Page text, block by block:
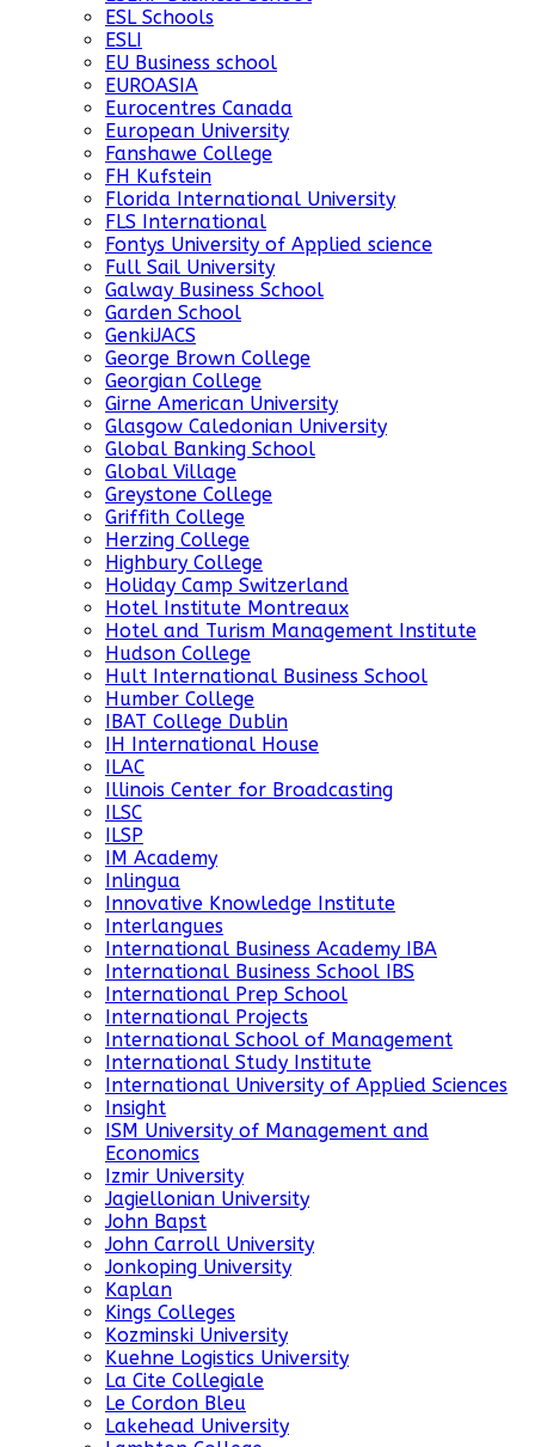
ESL Schools
ESLI
EU Business school
EUROASIA
Eurocentres Canada
European University
Fanshawe College
FH Kufstein
Florida International University
FLS International
Fontys University of Applied science
Full Sail University
Galway Business School
Garden School
GenkiJACS
George Brown College
Georgian College
Girne American University
Glasgow Caledonian University
Global Banking School
Global Village
Greystone College
Griffith College
Herzing College
Highbury College
Holiday Camp Switzerland
Hotel Institute Montreaux
Hotel and Turism Management Institute
Hudson College
Hult International Business School
Humber College
IBAT College Dublin
IH International House
ILAC
Illinois Center for Broadcasting
ILSC
ILSP
IM Academy
Inlingua
Innovative Knowledge Institute
Interlangues
International Business Academy IBA
International Business School IBS
International Prep School
International Projects
International School of Management
International Study Institute
International University of Applied Sciences
Insight
ISM University of Management and
Economics
Izmir University
Jagiellonian University
John Bapst
John Carroll University
Jonkoping University
Kaplan
Kings Colleges
Kozminski University
Kuehne Logistics University
La Cite Collegiale
Le Cordon Bleu
Lakehead University